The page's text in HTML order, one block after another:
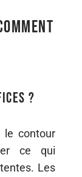
?
le contour
ce qui
Les